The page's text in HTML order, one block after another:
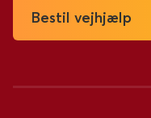
Bestil vejhjælp